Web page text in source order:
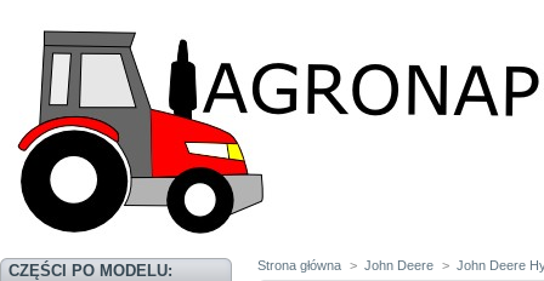
CZĘŚCI PO MODELU: Strona główna > John Deere > John Deere